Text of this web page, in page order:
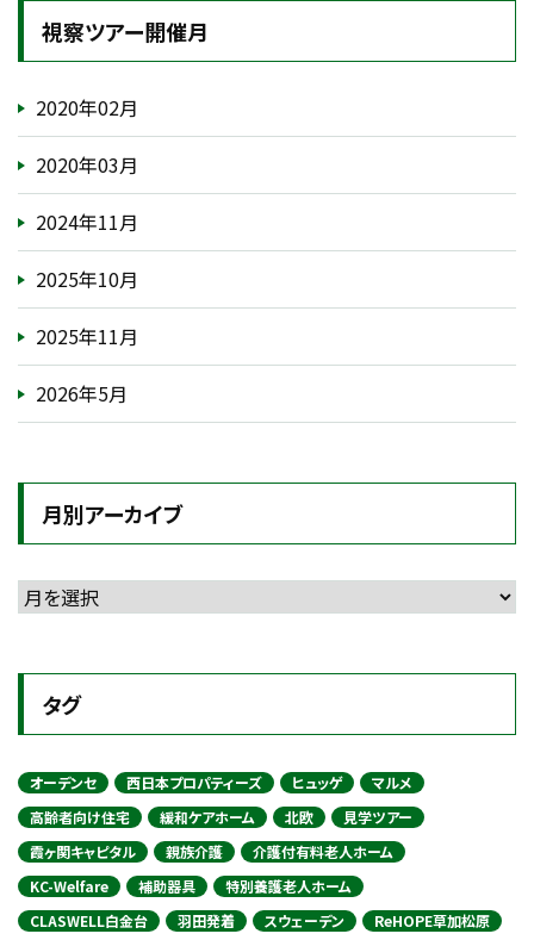
視察ツアー開催月
2020年02月
2020年03月
2024年11月
2025年10月
2025年11月
2026年5月
月別アーカイブ
タグ
オーデンセ 西日本プロパティーズ ヒュッゲ
マルメ
高齢者向け住宅
緩和ケアホーム 北欧
見学ツアー
霞ヶ関キャピタル
親族介護
介護付有料老人ホーム
KC-Welfare
補助器具
特別養護老人ホーム
CLASWELL白金台
羽田発着 スウェーデン
ReHOPE草加松原